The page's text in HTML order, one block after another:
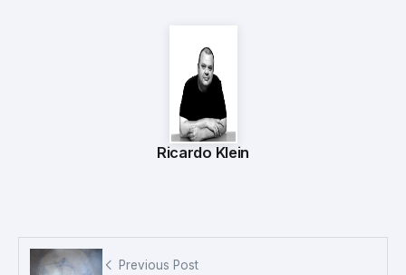
Ricardo Klein
Previous Post